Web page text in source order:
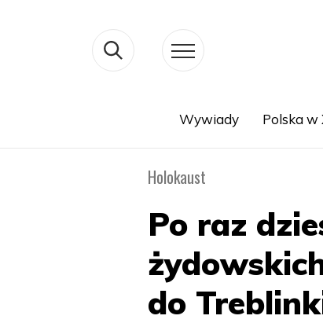
Wywiady Polska w
Holokaust
Po raz
do